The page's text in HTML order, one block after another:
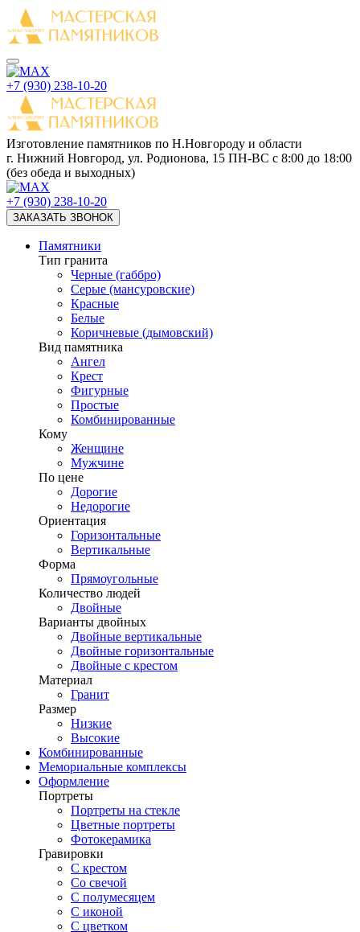
+7 (930) 238-10-20
Изготовление памятников по Н.Новгороду и области
г. Нижний Новгород, ул. Родионова, 15 ПН-ВС с 8:00 до 18:00
(без обеда и выходных)
+7 (930) 238-10-20
ЗАКАЗАТЬ ЗВОНОК
Памятники
Тип гранита
Черные (габбро)
Серые (мансуровские)
Красные
Белые
Коричневые (дымовский)
Вид памятника
Ангел
Крест
Фигурные
Простые
Комбинированные
Кому
Женщине
Мужчине
По цене
Дорогие
Недорогие
Ориентация
Горизонтальные
Вертикальные
Форма
Прямоугольные
Количество людей
Двойные
Варианты двойных
Двойные вертикальные
Двойные горизонтальные
Двойные с крестом
Материал
Гранит
Размер
Низкие
Высокие
Комбинированные
Мемориальные комплексы
Оформление
Портреты
Портреты на стекле
Цветные портреты
Фотокерамика
Гравировки
С крестом
Со свечой
С полумесяцем
С иконой
С цветком